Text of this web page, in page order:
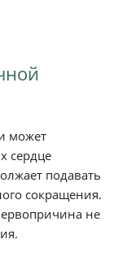
может
сердце
подавать
сокращения.
не